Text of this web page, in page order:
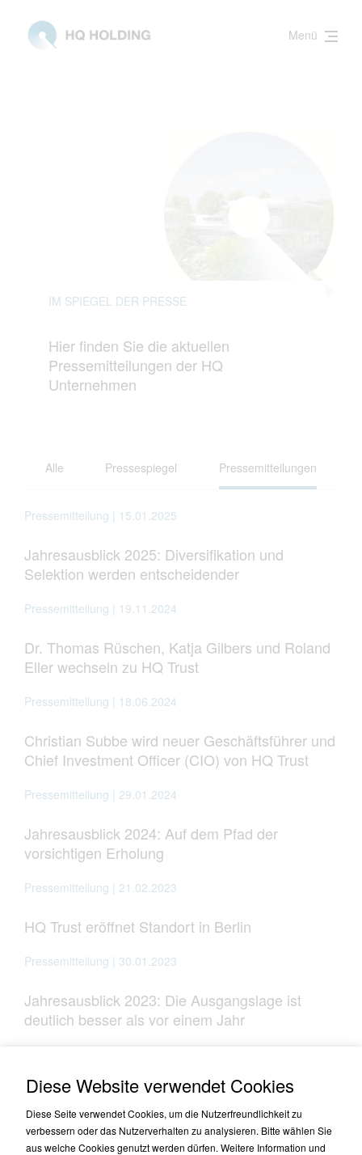
Menü
IM SPIEGEL DER PRESSE
Hier finden Sie die aktuellen
Pressemitteilungen der HQ
Unternehmen
Alle Pressespiegel Pressemitteilungen
Pressemitteilung | 15.01.2025
Jahresausblick 2025: Diversifikation und
Selektion werden entscheidender
Pressemitteilung | 19.11.2024
Dr. Thomas Rüschen, Katja Gilbers und Roland
Eller wechseln zu HQ Trust
Pressemitteilung | 18.06.2024
Christian Subbe wird neuer Geschäftsführer und
Chief Investment Officer (CIO) von HQ Trust
Pressemitteilung | 29.01.2024
Jahresausblick 2024: Auf dem Pfad der
vorsichtigen Erholung
Pressemitteilung | 21.02.2023
HQ Trust eröffnet Standort in Berlin
Pressemitteilung | 30.01.2023
Jahresausblick 2023: Die Ausgangslage ist
deutlich besser als vor einem Jahr
HQ Trust legt Megatrends-Fonds auf
Pressemitteilung | 16.02.2022
Diese Website verwendet Cookies
Diese Seite verwendet Cookies, um die Nutzerfreundlichkeit zu
verbessern oder das Nutzerverhalten zu analysieren. Bitte wählen Sie
aus welche Cookies genutzt werden dürfen. Weitere Information und